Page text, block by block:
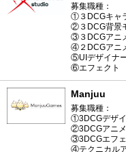
募集職種：
①３DCGキャ
②３DCG背景
③３DCGアニ
④２DCGアニ
⑤UIデザイナ
⑥エフェクト
Manjuu
募集職種：
①3DCGデザイ
②3DCGアニ
③3DCGエフ
④テクニカル